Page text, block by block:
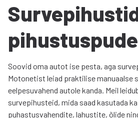
Soovid oma autot ise pesta, aga
Motonetist leiad praktilise manuaalse
eelpesuvahend autole kanda. Meil
survepihusteid, mida saad kasutada
puhastusvahendite, lahustite, õlide